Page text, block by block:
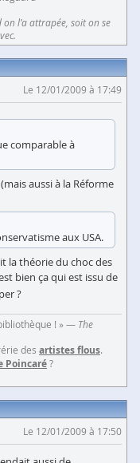
on l’a attrapée, soit on se
Le 12/01/2009 à 17:49
comparable à
aussi à la Réforme
aux USA.
la théorie du choc des
bien ça qui est issu de
?
! » — The
des artistes flous.
Poincaré?
Le 12/01/2009 à 17:50